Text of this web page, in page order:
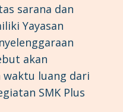
sarana dan
Yayasan
akan
waktu luang dari
SMK Plus